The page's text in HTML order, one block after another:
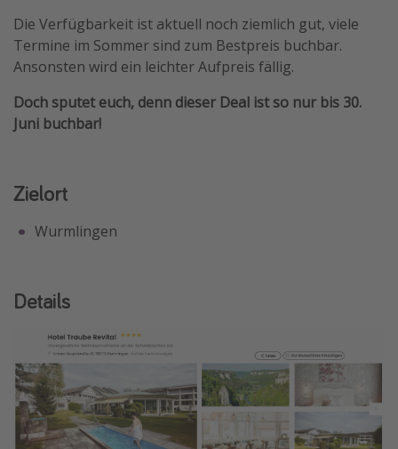
Die Verfügbarkeit ist aktuell noch ziemlich gut, viele
Termine im Sommer sind zum Bestpreis buchbar.
Ansonsten wird ein leichter Aufpreis fällig.
Doch sputet euch, denn dieser Deal ist so nur bis 30.
Juni buchbar!
Zielort
Wurmlingen
Details